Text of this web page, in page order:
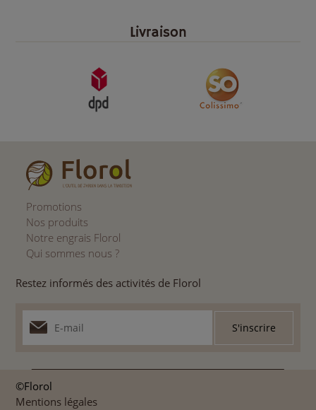
Livraison
Promotions
Nos produits
Notre engrais Florol
Qui sommes nous ?
Restez informés des activités de Florol
©Florol
Mentions légales